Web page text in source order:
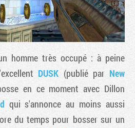
homme très occupé : à peine
DUSK (publié par New
en ce moment avec Dillon
qui s'annonce au moins aussi
du temps pour bosser sur un